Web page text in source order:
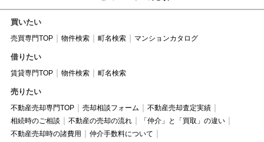
買いたい
売買専門TOP 物件検索 町名検索 マンションカタログ
借りたい
賃貸専門TOP 物件検索 町名検索
売りたい
不動産売却専門TOP 売却相談フォーム
不動産売却査定実績
相続時のご相談
不動産の売却の流れ
「仲介」と「買取」の違い
不動産売却時の諸費用
仲介手数料について